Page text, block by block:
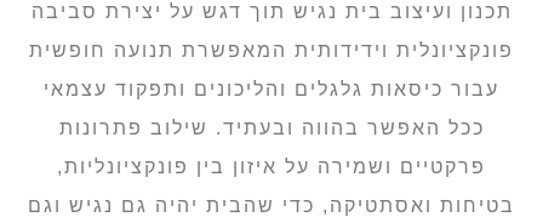
תכנון ועיצוב בית נגיש תוך דגש על יצירת סביבה
פונקציונלית וידידותית המאפשרת תנועה חופשית
עבור כיסאות גלגלים והליכונים ותפקוד עצמאי
ככל האפשר בהווה ובעתיד. שילוב פתרונות
פרקטיים ושמירה על איזון בין פונקציונליות,
בטיחות ואסתטיקה, כדי שהבית יהיה גם נגיש וגם